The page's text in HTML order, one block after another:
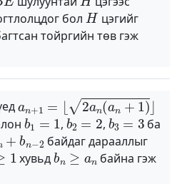
бол
H
цэгийг
тойргийн төв гэж
2 n(an+1)⌋
b1=1
,
b2 =2
,
b3 =3
ба
+bn−2
байдаг дарааллыг
1
хувьд
bn≥a n
байна гэж